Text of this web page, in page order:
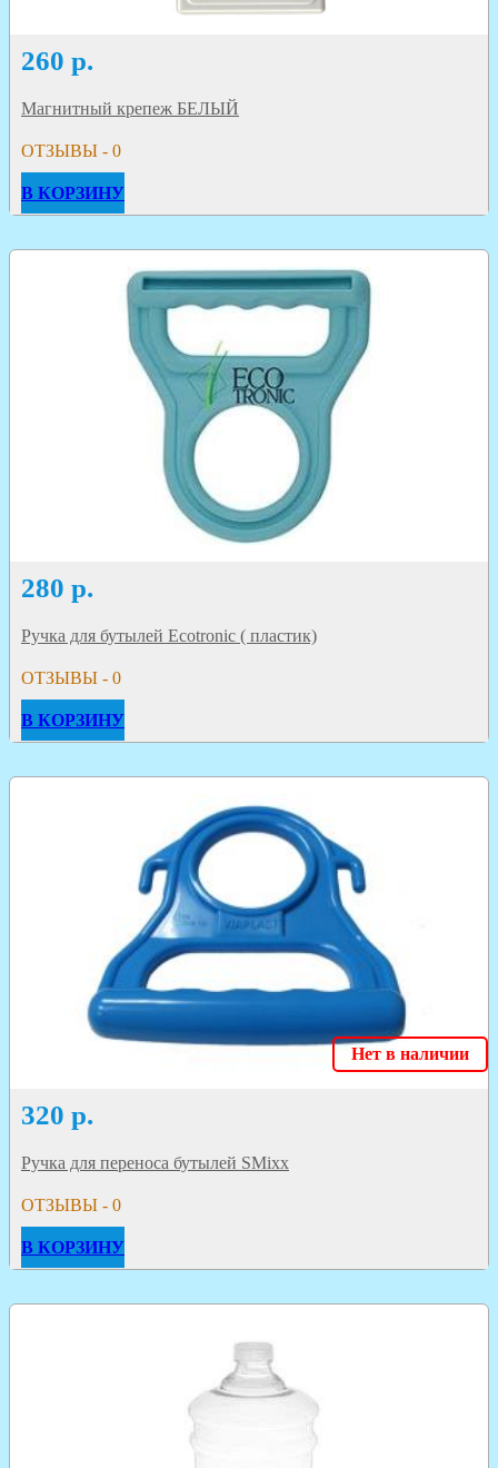
260 р.
Магнитный крепеж БЕЛЫЙ
ОТЗЫВЫ - 0
В КОРЗИНУ
280 р.
Ручка для бутылей Ecotronic ( пластик)
ОТЗЫВЫ - 0
В КОРЗИНУ
Нет в наличии
320 р.
Ручка для переноса бутылей SMixx
ОТЗЫВЫ - 0
В КОРЗИНУ